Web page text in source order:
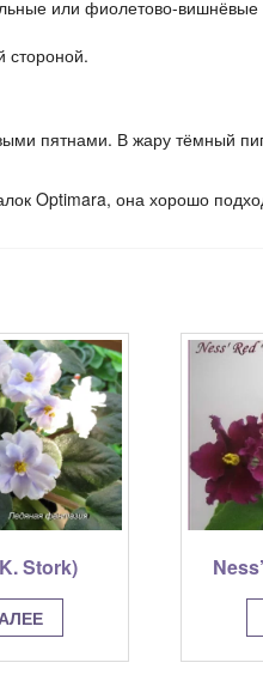
или фиолетово-
стороной.
пятнами. В жару тёмный
Optimara, она хорошо
Stork)